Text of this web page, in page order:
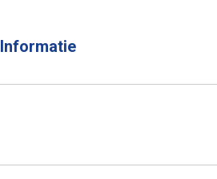
Informatie